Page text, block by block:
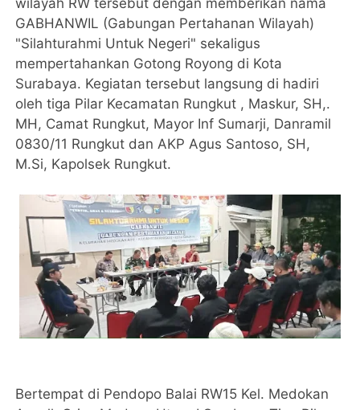
wilayah RW tersebut dengan memberikan nama
GABHANWIL (Gabungan Pertahanan Wilayah)
"Silahturahmi Untuk Negeri" sekaligus
mempertahankan Gotong Royong di Kota
Surabaya. Kegiatan tersebut langsung di hadiri
oleh tiga Pilar Kecamatan Rungkut , Maskur, SH,.
MH, Camat Rungkut, Mayor Inf Sumarji, Danramil
0830/11 Rungkut dan AKP Agus Santoso, SH,
M.Si, Kapolsek Rungkut.
Bertempat di Pendopo Balai RW15 Kel. Medokan